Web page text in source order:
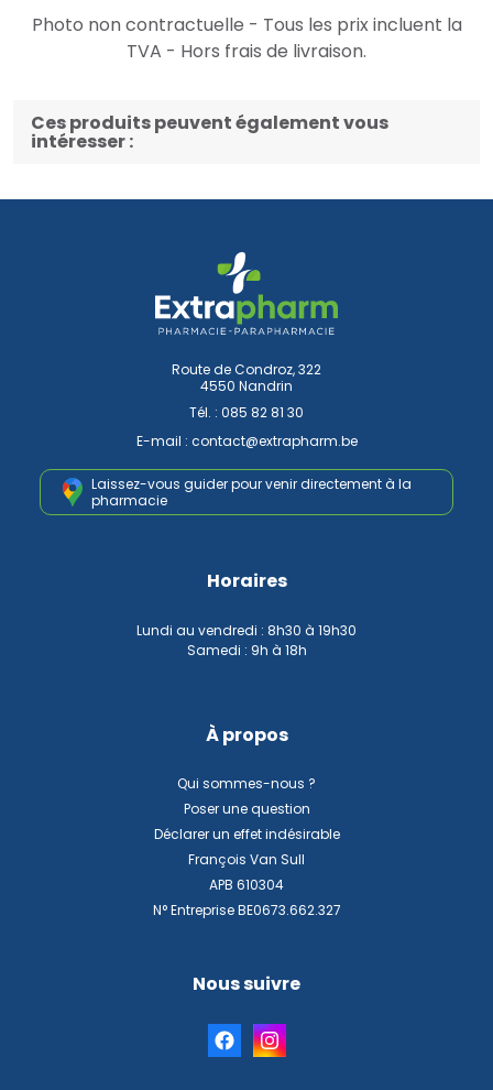
Photo non contractuelle - Tous les prix incluent la
TVA - Hors frais de livraison.
Ces produits peuvent également vous
intéresser :
Route de Condroz, 322
4550 Nandrin
Tél. : 085 82 81 30
E-mail : contact@extrapharm.be
Laissez-vous guider pour venirdirectement à la
pharmacie
Horaires
Lundi au vendredi : 8h30 à 19h30
Samedi : 9h à 18h
À propos
Qui sommes-nous ?
Poser une question
Déclarer un effet indésirable
François Van Sull
APB 610304
N° Entreprise BE0673.662.327
Nous suivre